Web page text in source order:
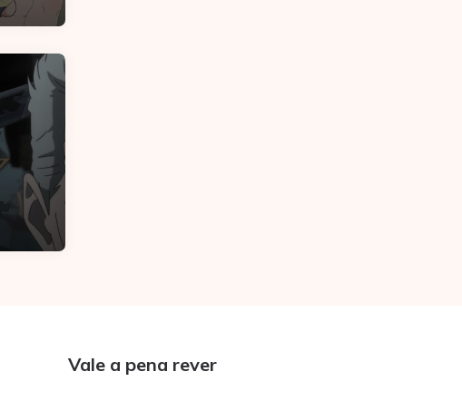
Vale a pena rever